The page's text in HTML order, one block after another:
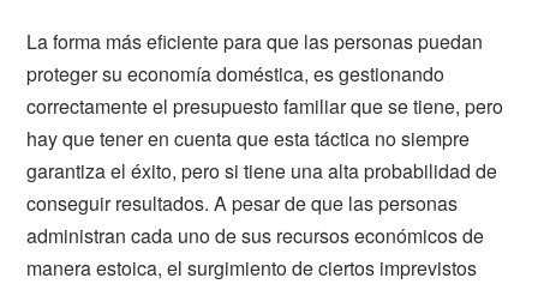
La forma más eficiente para que las personas puedan
proteger su economía doméstica, es gestionando
correctamente el presupuesto familiar que se tiene, pero
hay que tener en cuenta que esta táctica no siempre
garantiza el éxito, pero si tiene una alta probabilidad de
conseguir resultados. A pesar de que las personas
administran cada uno de sus recursos económicos de
manera estoica, el surgimiento de ciertos imprevistos